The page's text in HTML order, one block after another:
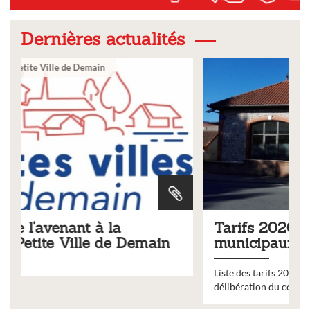
Dernières actualités
Tarifs 2026 des services
municipaux
Liste des tarifs 2026 des services municipaux,
délibération du conseil municipal du 19 décembre